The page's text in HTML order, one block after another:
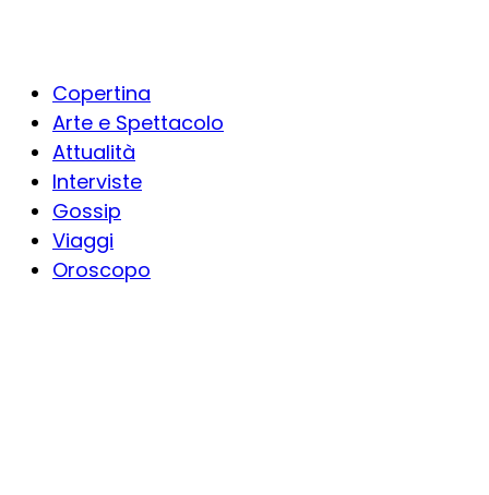
Copertina
Arte e Spettacolo
Attualità
Interviste
Gossip
Viaggi
Oroscopo